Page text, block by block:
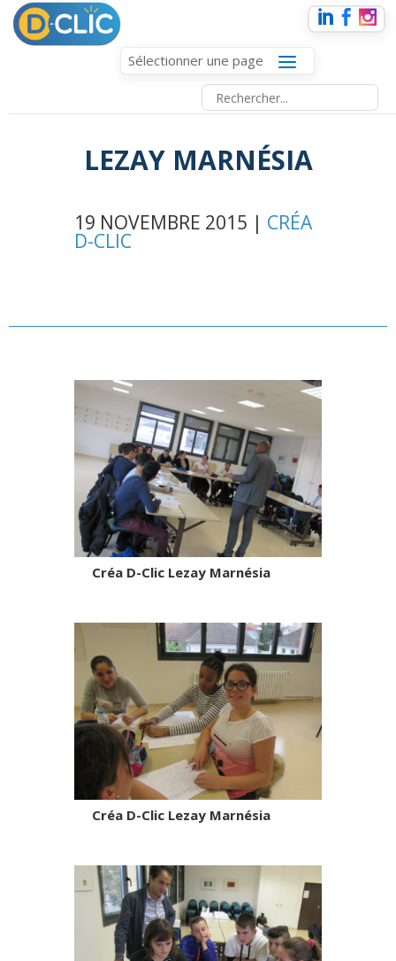
Sélectionner une page
LEZAY MARNÉSIA
19 NOVEMBRE 2015 | CRÉA
D-CLIC
Créa D-Clic Lezay Marnésia
Créa D-Clic Lezay Marnésia